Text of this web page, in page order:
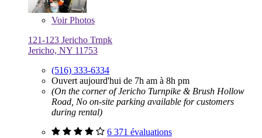
VoirPhotos
121-123 Jericho Trnpk
Jericho, NY 11753
(516) 333-6334
Ouvert aujourd'hui de 7h am à 8h pm
(On the corner of Jericho Turnpike & Brush Hollow
Road, No on-site parking available for customers
during rental)
6 371 évaluations